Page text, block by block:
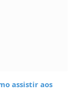
assistir aos